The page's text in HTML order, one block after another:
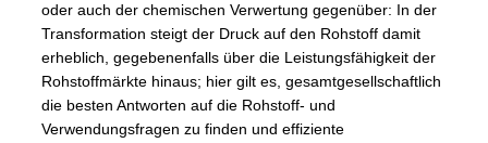
oder auch der chemischen Verwertung gegenüber: In der
Transformation steigt der Druck auf den Rohstoff damit
erheblich, gegebenenfalls über die Leistungsfähigkeit der
Rohstoffmärkte hinaus; hier gilt es, gesamtgesellschaftlich
die besten Antworten auf die Rohstoff- und
Verwendungsfragen zu finden und effiziente